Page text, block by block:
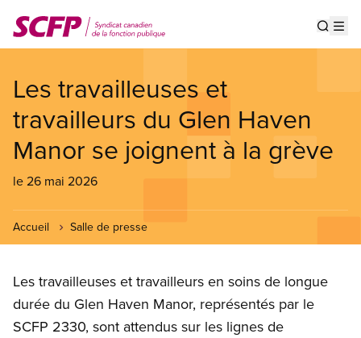
au
contenu
Les travailleuses et
travailleurs du Glen Haven
Manor se joignent à la grève
le 26 mai 2026
Accueil Salle de presse
Les travailleuses et travailleurs en soins de longue
durée du Glen Haven Manor, représentés par le
SCFP 2330, sont attendus sur les lignes de